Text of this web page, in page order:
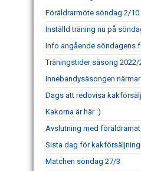
Föräldrarmöte söndag 2/10
Inställd träning nu på
Info angående söndagens
Träningstider säsong 2022/
Innebandysäsongen närmar
Dags att redovisa
Kakorna är här :)
Avslutning med
Sista dag för
Matchen söndag 27/3